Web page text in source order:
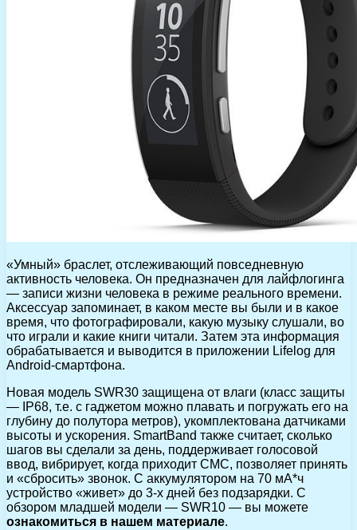
«Умный» браслет, отслеживающий повседневную
активность человека. Он предназначен для лайфлогинга
— записи жизни человека в режиме реального времени.
Аксессуар запоминает, в каком месте вы были и в какое
время, что фотографировали, какую музыку слушали, во
что играли и какие книги читали. Затем эта информация
обрабатывается и выводится в приложении Lifelog для
Android-смартфона.
Новая модель SWR30 защищена от влаги (класс защиты
— IP68, т.е. с гаджетом можно плавать и погружать его на
глубину до полутора метров), укомплектована датчиками
высоты и ускорения. SmartBand также считает, сколько
шагов вы сделали за день, поддерживает голосовой
ввод, вибрирует, когда приходит СМС, позволяет принять
и «сбросить» звонок. С аккумулятором на 70 мА*ч
устройство «живет» до 3-х дней без подзарядки. C
обзором младшей модели — SWR10 — вы можете
ознакомиться в нашем материале.